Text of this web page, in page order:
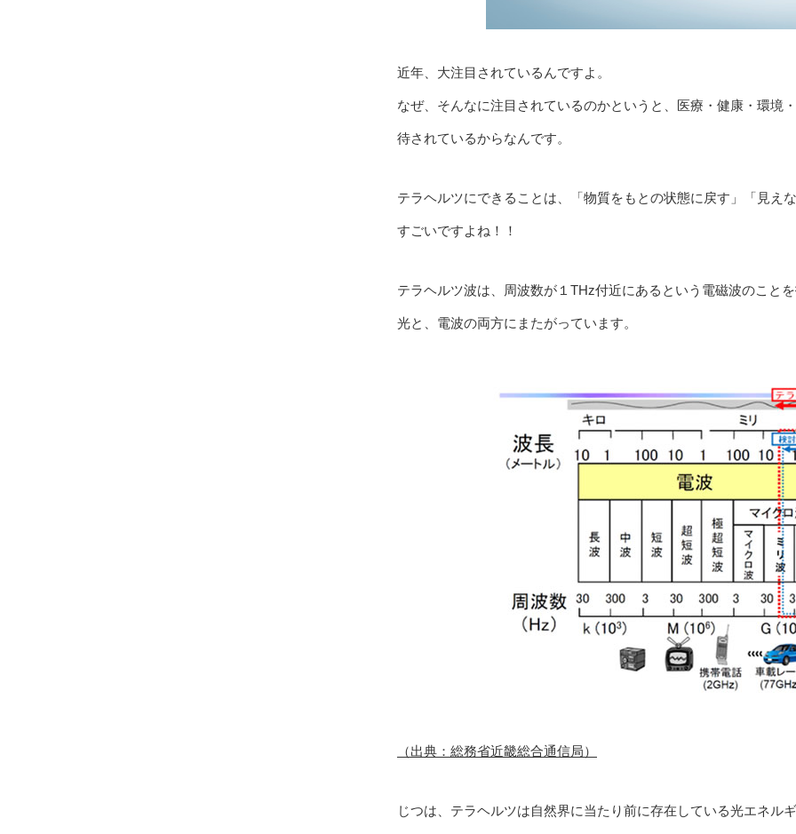
近年、大注目されているんですよ。
なぜ、そんなに注目されているのかというと、医療・健康・環境
待されているからなんです。
テラヘルツにできることは、「物質をもとの状態に戻す」「見え
すごいですよね！！
テラヘルツ波は、周波数が１THz付近にあるという電磁波のこと
光と、電波の両方にまたがっています。
（出典：総務省近畿総合通信局）
じつは、テラヘルツは自然界に当たり前に存在している光エネル